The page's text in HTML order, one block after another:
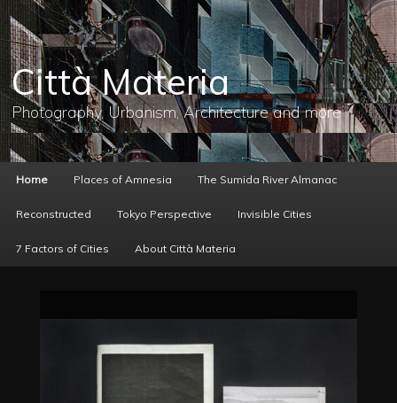
メ
イ
ン
コ
ン
テ
ン
へ
移
動
Città Materia
Photography, Urbanism, Architecture and more
ー
Home Places of Amnesia The Sumida River Almanac
Reconstructed Tokyo Perspective Invisible Cities
7 Factors of Cities About Città Materia